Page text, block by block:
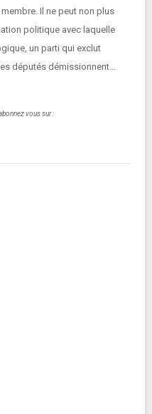
Il ne peut non plus
politique avec laquelle
un parti qui exclut
députés démissionnent…
vous sur :